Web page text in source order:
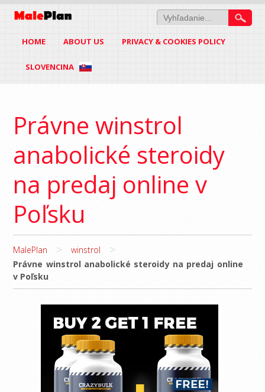
HOME ABOUT US PRIVACY & COOKIES POLICY
SLOVENCINA
Právne winstrol
anabolické steroidy
na predaj online v
Poľsku
MalePlan > winstrol >
Právne winstrol anabolické steroidy na predaj online
v Poľsku